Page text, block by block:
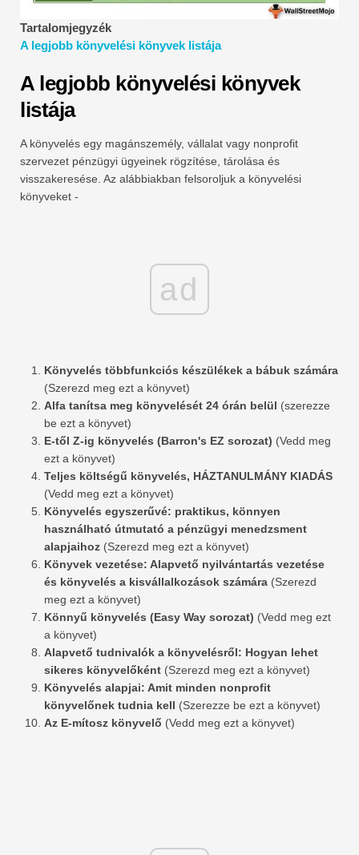
Teljes alak
Kockázatkezelési oktatóanyagok
Tartalomjegyzék
A legjobb könyvelési könyvek listája
A legjobb könyvelési könyvek
listája
A könyvelés egy magánszemély, vállalat vagy nonprofit
szervezet pénzügyi ügyeinek rögzítése, tárolása és
visszakeresése. Az alábbiakban felsoroljuk a könyvelési
könyveket -
ad
Könyvelés többfunkciós készülékek a bábuk számára
(Szerezd meg ezt a könyvet)
Alfa tanítsa meg könyvelését 24 órán belül (szerezze
be ezt a könyvet)
E-től Z-ig könyvelés (Barron's EZ sorozat) (Vedd meg
ezt a könyvet)
Teljes költségű könyvelés, HÁZTANULMÁNY KIADÁS
(Vedd meg ezt a könyvet)
Könyvelés egyszerűvé: praktikus, könnyen
használható útmutató a pénzügyi menedzsment
alapjaihoz (Szerezd meg ezt a könyvet)
Könyvek vezetése: Alapvető nyilvántartás vezetése
és könyvelés a kisvállalkozások számára (Szerezd
meg ezt a könyvet)
Könnyű könyvelés (Easy Way sorozat) (Vedd meg ezt
a könyvet)
Alapvető tudnivalók a könyvelésről: Hogyan lehet
sikeres könyvelőként (Szerezd meg ezt a könyvet)
Könyvelés alapjai: Amit minden nonprofit
könyvelőnek tudnia kell (Szerezze be ezt a könyvet)
Az E-mítosz könyvelő (Vedd meg ezt a könyvet)